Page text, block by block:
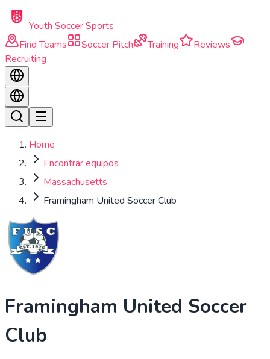
Skip to main content
Youth Soccer Sports
Find Teams
Soccer Pitch Training
Reviews
Recruiting
Home
Encontrar equipos
Massachusetts
Framingham United Soccer Club
Framingham United Soccer
Club